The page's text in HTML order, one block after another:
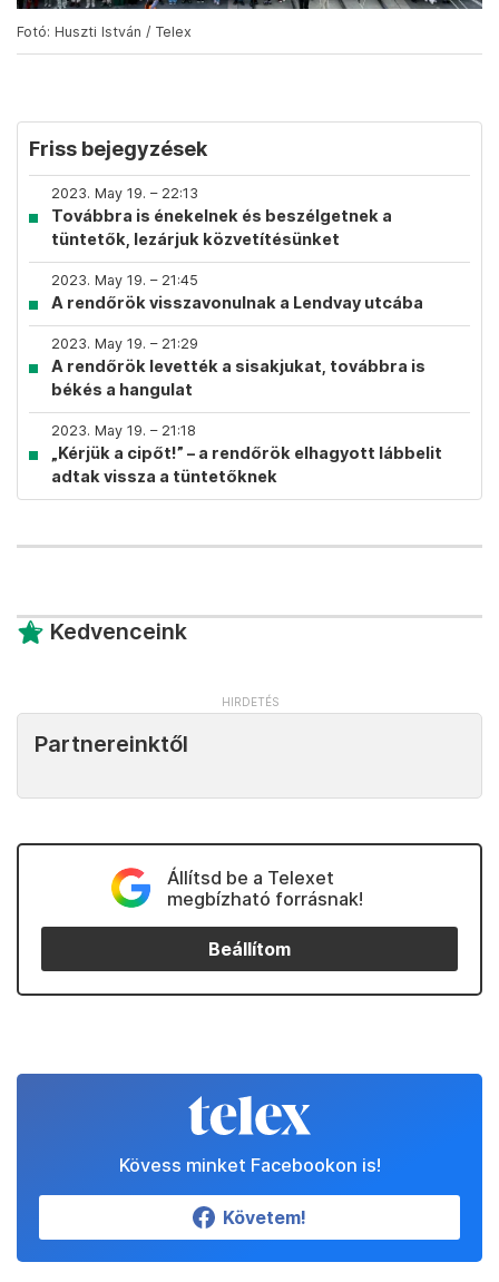
Fotó: Huszti István / Telex
Friss bejegyzések
2023. May 19. – 22:13
Továbbra is énekelnek és beszélgetnek a
tüntetők, lezárjuk közvetítésünket
2023. May 19. – 21:45
A rendőrök visszavonulnak a Lendvay utcába
2023. May 19. – 21:29
A rendőrök levették a sisakjukat, továbbra is
békés a hangulat
2023. May 19. – 21:18
„Kérjük a cipőt!” – a rendőrök elhagyott lábbelit
adtak vissza a tüntetőknek
Kedvenceink
Partnereinktől
Állítsd be a Telexet
megbízható forrásnak!
Beállítom
Kövess minket Facebookon is!
Követem!